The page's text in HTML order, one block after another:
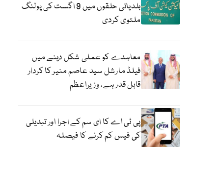
بلدیاتی حلقوں میں 9 اگست کی پولنگ
ملتوی کردی
معاہدے کو عملی شکل دینے میں
فیلڈ مارشل سید عاصم منیر کا کردار
قابل قدر ہے، وزیراعظم
پی ٹی اے کا ای سم کے اجرا اور تبدیلی
کی فیس کم کرنے کا فیصلہ